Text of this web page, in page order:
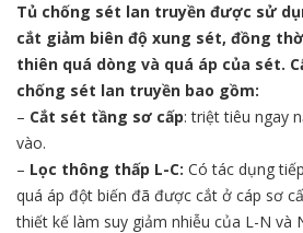
Tủ chống sét lan truyền được sử
cắt giảm biên độ xung sét, đồng
thiên quá dòng và quá áp của sét.
chống sét lan truyền bao gồm:
– Cắt sét tầng sơ cấp: triệt tiêu ngay
vào.
– Lọc thông thấp L-C: Có tác dụng
quá áp đột biến đã được cắt ở cáp sơ
thiết kế làm suy giảm nhiễu của L-N và